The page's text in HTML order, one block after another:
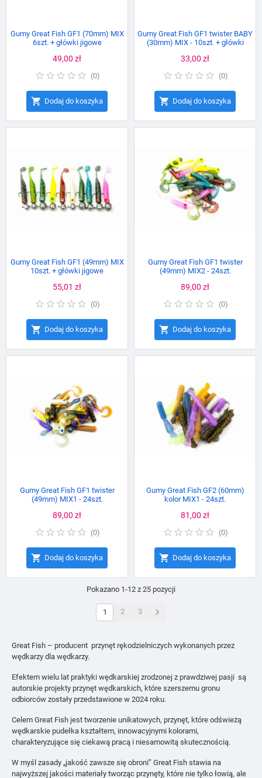
Gumy Great Fish GF1 (70mm) MIX
6szt. + główki jigowe
Cena
49,00 zł
(0)
 Dodaj do koszyka
Gumy Great Fish GF1 twister BABY
(30mm) MIX - 10szt. + główki
Cena
33,00 zł
(0)
 Dodaj do koszyka
Gumy Great Fish GF1 (49mm) MIX
10szt. + główki jigowe
Cena
55,01 zł
(0)
 Dodaj do koszyka
Gumy Great Fish GF1 twister
(49mm) MIX2 - 24szt.
Cena
89,00 zł
(0)
 Dodaj do koszyka
Gumy Great Fish GF1 twister
(49mm) MIX1 - 24szt.
Cena
89,00 zł
(0)
 Dodaj do koszyka
Gumy Great Fish GF2 (60mm)
kolor MIX1 - 24szt.
Cena
81,00 zł
(0)
 Dodaj do koszyka
Pokazano 1-12 z 25 pozycji
1 2 3 
Great Fish – producent przynęt rękodzielniczych wykonanych przez
wędkarzy dla wędkarzy.
Efektem wielu lat praktyki wędkarskiej zrodzonej z prawdziwej pasji są
autorskie projekty przynęt wędkarskich, które szerszemu gronu
odbiorców zostały przedstawione w 2024 roku.
Celem Great Fish jest tworzenie unikatowych, przynęt, które odświeżą
wędkarskie pudełka kształtem, innowacyjnymi kolorami,
charakteryzujące się ciekawą pracą i niesamowitą skutecznością.
W myśl zasady „jakość zawsze się obroni” Great Fish stawia na
najwyższej jakości materiały tworząc przynęty, które nie tylko łowią, ale